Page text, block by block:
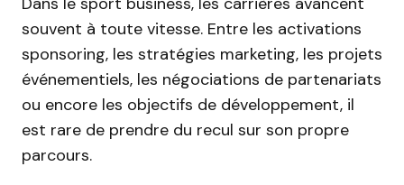
souvent à toute vitesse. Entre les activations
sponsoring, les stratégies marketing, les projets
événementiels, les négociations de partenariats
ou encore les objectifs de développement, il
est rare de prendre du recul sur son propre
parcours.